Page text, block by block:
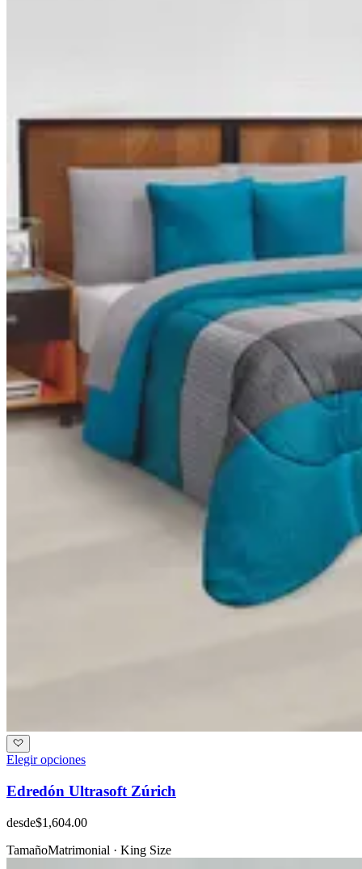
Elegir opciones
Edredón Ultrasoft Zúrich
desde$1,604.00
TamañoMatrimonial · King Size